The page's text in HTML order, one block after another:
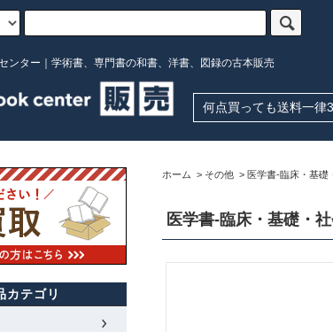
ンター｜学術書、専門書の和書、洋書、図録の古本販売
何点買っても送料一律
ホーム > その他 > 医学書-臨床・基礎
医学書-臨床・基礎・
カテゴリ